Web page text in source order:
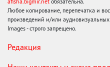
Любое копирование, перепечатка и
произведений и/или
Images - строго запрещено.
Редакция